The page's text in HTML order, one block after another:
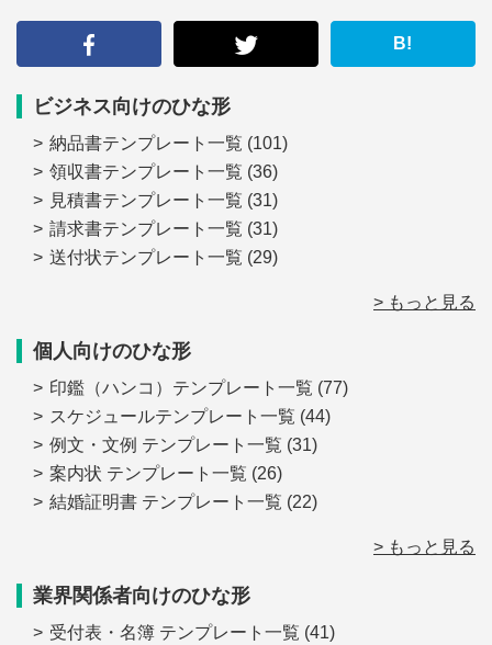
B!
ビジネス向けのひな形
納品書テンプレート一覧 (101)
領収書テンプレート一覧 (36)
見積書テンプレート一覧 (31)
請求書テンプレート一覧 (31)
送付状テンプレート一覧 (29)
> もっと見る
個人向けのひな形
印鑑（ハンコ）テンプレート一覧 (77)
スケジュールテンプレート一覧 (44)
例文・文例 テンプレート一覧 (31)
案内状 テンプレート一覧 (26)
結婚証明書 テンプレート一覧 (22)
> もっと見る
業界関係者向けのひな形
受付表・名簿 テンプレート一覧 (41)